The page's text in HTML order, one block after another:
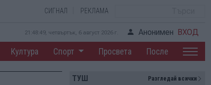
СИГНАЛ РЕКЛАМА
21:48:49, четвъртък, 6 август 2026 г. Анонимен ВХОД
Култура Спорт Просвета После
ТУШ Разгледай всички